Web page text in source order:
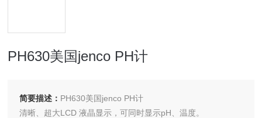
PH630美国jenco PH计
简要描述： PH630美国jenco PH计
清晰、超大LCD 液晶显示，可同时显示pH、温度。